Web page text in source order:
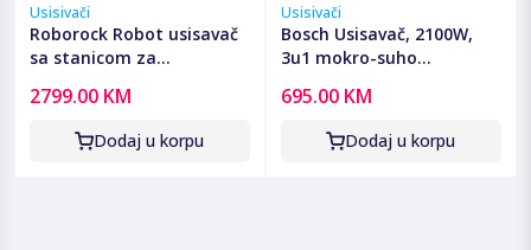
Usisivači
Roborock Robot usisavač
sa stanicom za
25.000 Pa - Qrevo Edge 2
2799.00 KM
Dodaj u korpu
Usisivači
Bosch Usisavač, 2100W,
3u1 mokro-suho
BWD421PET
695.00 KM
Dodaj u korpu